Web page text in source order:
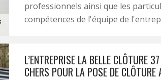
professionnels ainsi que les
compétences de l'équipe de
L’ENTREPRISE LA BELLE CLÔTURE
CHERS POUR LA POSE DE CLÔTURE